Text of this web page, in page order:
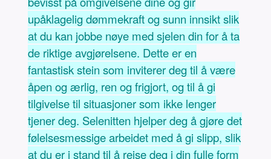
upåklagelig dømmekraft og sunn innsikt slik
at du kan jobbe nøye med sjelen din for å ta
de riktige avgjørelsene. Dette er en
fantastisk stein som inviterer deg til å være
åpen og ærlig, ren og frigjort, og til å gi
tilgivelse til situasjoner som ikke lenger
tjener deg. Selenitten hjelper deg å gjøre det
følelsesmessige arbeidet med å gi slipp, slik
at du er i stand til å reise deg i din fulle form